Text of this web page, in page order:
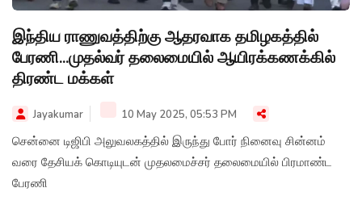
இந்திய ராணுவத்திற்கு ஆதரவாக தமிழகத்தில்
பேரணி...முதல்வர் தலைமையில் ஆயிரக்கணக்கில்
திரண்ட மக்கள்
Jayakumar 10 May 2025, 05:53 PM
சென்னை டிஜிபி அலுவலகத்தில் இருந்து போர் நினைவு சின்னம்
வரை தேசியக் கொடியுடன் முதலமைச்சர் தலைமையில் பிரமாண்ட
பேரணி